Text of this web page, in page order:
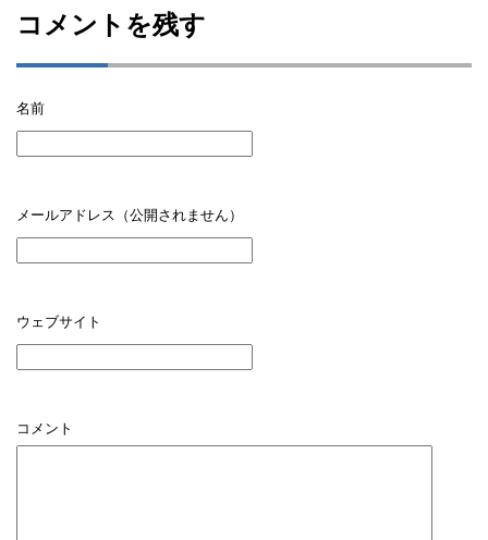
コメントを残す
名前
メールアドレス（公開されません）
ウェブサイト
コメント